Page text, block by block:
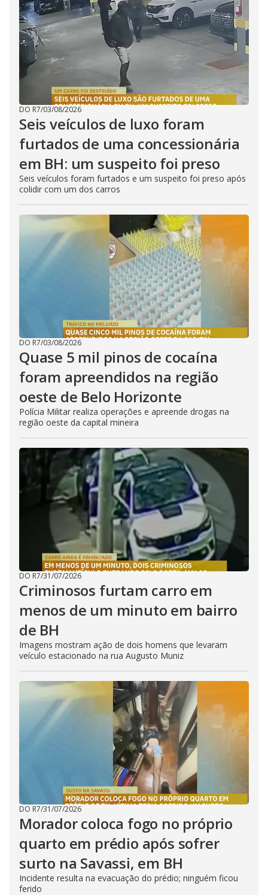
DO R7/03/08/2026
Seis veículos de luxo foram
furtados de uma concessionária
em BH: um suspeito foi preso
Seis veículos foram furtados e um suspeito foi preso após
colidir com um dos carros
DO R7/03/08/2026
Quase 5 mil pinos de cocaína
foram apreendidos na região
oeste de Belo Horizonte
Polícia Militar realiza operações e apreende drogas na
região oeste da capital mineira
DO R7/31/07/2026
Criminosos furtam carro em
menos de um minuto em bairro
de BH
Imagens mostram ação de dois homens que levaram
veículo estacionado na rua Augusto Muniz
DO R7/31/07/2026
Morador coloca fogo no próprio
quarto em prédio após sofrer
surto na Savassi, em BH
Incidente resulta na evacuação do prédio; ninguém ficou
ferido